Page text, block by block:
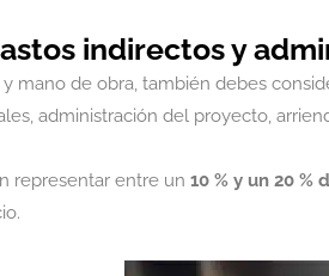
indirectos y
mano de obra, también debes
administración del proyecto,
representar entre un 10 % y un 20 %